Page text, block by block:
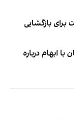
بازگشایی
ابهام درباره